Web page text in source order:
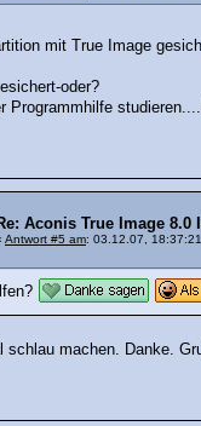
mit True Image
oder?
Programmhilfe
Aconis True Image 8.0
Antwort #5 am: 03.12.07,
schlau machen. Danke.